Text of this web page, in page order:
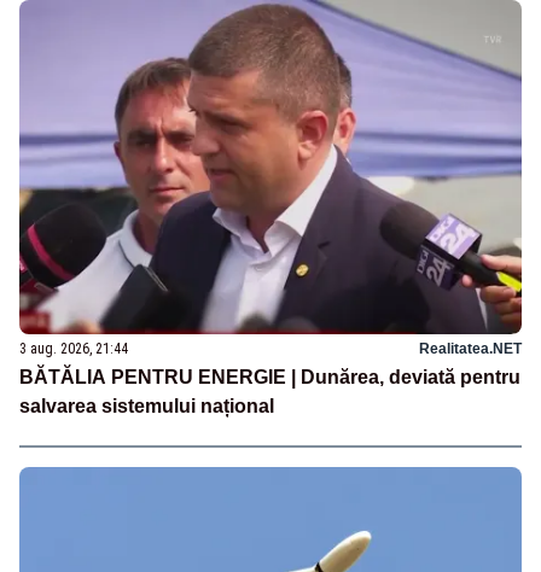
3 aug. 2026, 21:44 Realitatea.NET
BĂTĂLIA PENTRU ENERGIE | Dunărea, deviată pentru
salvarea sistemului național